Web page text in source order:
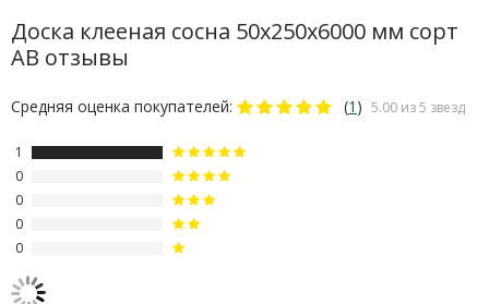
Наша компания предлагает приобрести оптом или в розницу
заказ с доставкой по Москве и МО по невысокой цене. Все
отсутствию посредников, возможно взаимовыгодное
постоянное сотрудничество.
Доска клееная сосна 50х250х6000 мм сорт
АВ отзывы
Средняя оценка покупателей: (1 ) 5.00 из 5 звезд
1
0
0
0
0